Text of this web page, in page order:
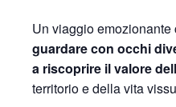
Un viaggio emozionante
guardare con occhi
a riscoprire il valore
territorio e della vita